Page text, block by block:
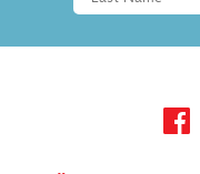
Facebook